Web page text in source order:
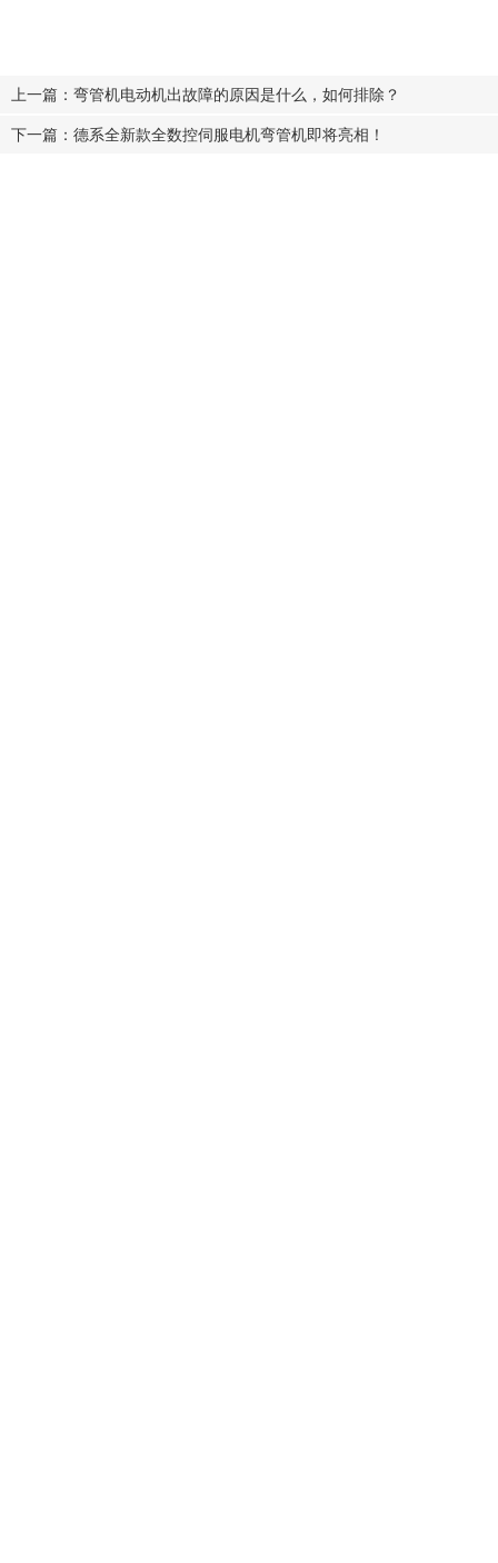
上一篇：弯管机电动机出故障的原因是什么，如何排除？
下一篇：德系全新款全数控伺服电机弯管机即将亮相！